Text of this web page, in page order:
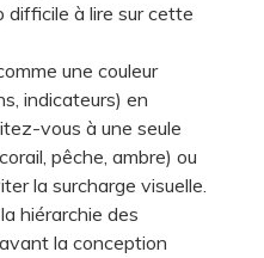
difficile à lire sur cette
une couleur
indicateurs) en
vous à une seule
pêche, ambre) ou
la surcharge visuelle.
hiérarchie des
la conception